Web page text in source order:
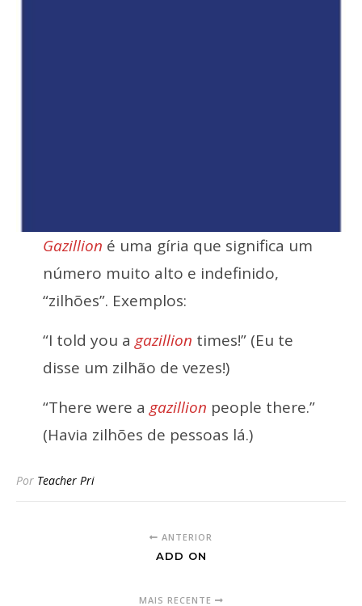
Gazillion é uma gíria que significa um
número muito alto e indefinido,
“zilhões”. Exemplos:
“I told you a gazillion times!” (Eu te
disse um zilhão de vezes!)
“There were a gazillion people there.”
(Havia zilhões de pessoas lá.)
Por Teacher Pri
ANTERIOR
ADD ON
MAIS RECENTE